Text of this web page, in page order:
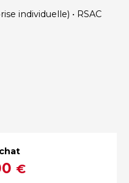
individuelle) • RSAC
€